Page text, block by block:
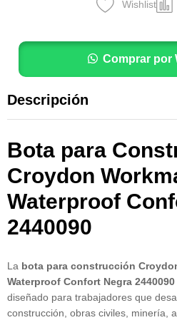
Wishlist
Comprar por
Descripción
Bota para
Croydon
Waterproof
2440090
La bota para construcción
Waterproof Confort Negra 2440090
diseñado para trabajadores que
construcción, obras civiles, minería,